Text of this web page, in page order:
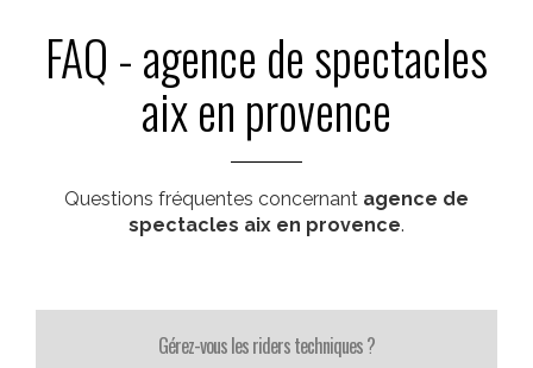
FAQ - agence de spectacles
aix en provence
Questions fréquentes concernant agence de
spectacles aix en provence.
Gérez-vous les riders techniques ?